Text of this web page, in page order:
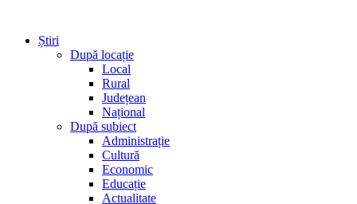
Știri
După locație
Local
Rural
Județean
Național
După subiect
Administrație
Cultură
Economic
Educație
Actualitate